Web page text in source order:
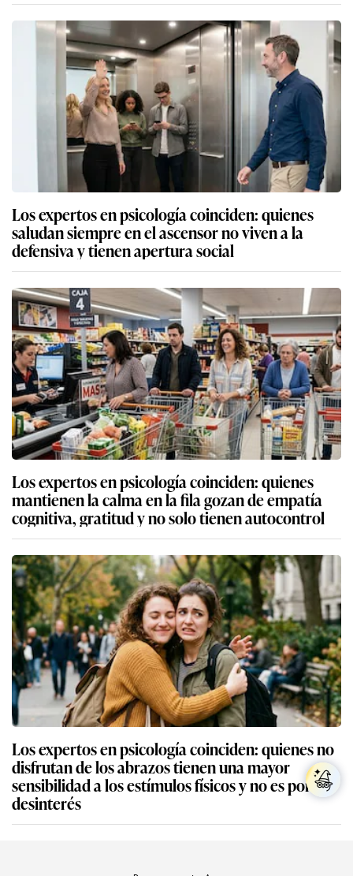
Los expertos en psicología coinciden: quienes
saludan siempre en el ascensor no viven a la
defensiva y tienen apertura social
Los expertos en psicología coinciden: quienes
mantienen la calma en la fila gozan de empatía
cognitiva, gratitud y no solo tienen autocontrol
Los expertos en psicología coinciden: quienes no
disfrutan de los abrazos tienen una mayor
sensibilidad a los estímulos físicos y no es por
desinterés